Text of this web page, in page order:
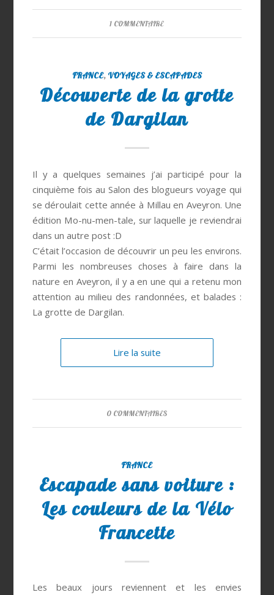
1 COMMENTAIRE
FRANCE, VOYAGES & ESCAPADES
Découverte de la grotte
de Dargilan
Il y a quelques semaines j’ai participé pour la
cinquième fois au Salon des blogueurs voyage qui
se déroulait cette année à Millau en Aveyron. Une
édition Mo-nu-men-tale, sur laquelle je reviendrai
dans un autre post :D
C’était l’occasion de découvrir un peu les environs.
Parmi les nombreuses choses à faire dans la
nature en Aveyron, il y a en une qui a retenu mon
attention au milieu des randonnées, et balades :
La grotte de Dargilan.
Lire la suite
0 COMMENTAIRES
FRANCE
Escapade sans voiture :
Les couleurs de la Vélo
Francette
Les beaux jours reviennent et les envies